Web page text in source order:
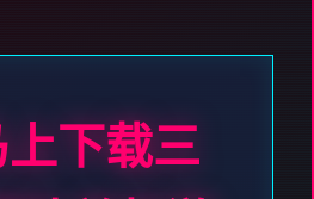
下载三